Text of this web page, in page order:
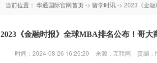
当前位置： 华通国际官网首页-> 留学时讯-> 2023《金
2023《金融时报》全球MBA排名公布！哥大
时间：2024-08-26 16:26:20 来源：互联网 责编